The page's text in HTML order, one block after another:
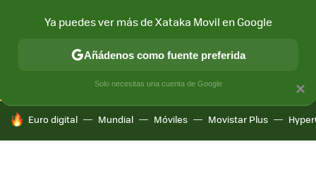
CONECTIVIDAD MÓVIL Y SOCIEDAD APLICACIONES
HOY SE HABLA DE
Euro digital Mundial Móviles Movistar Plus
×
Ya puedes ver más de Xataka Movil en Google
Añádenos como fuente preferida
Solo necesitas una cuenta de Google